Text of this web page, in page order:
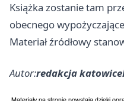
Książka zostanie tam
obecnego
Materiał źródłowy
Autor:redakcja